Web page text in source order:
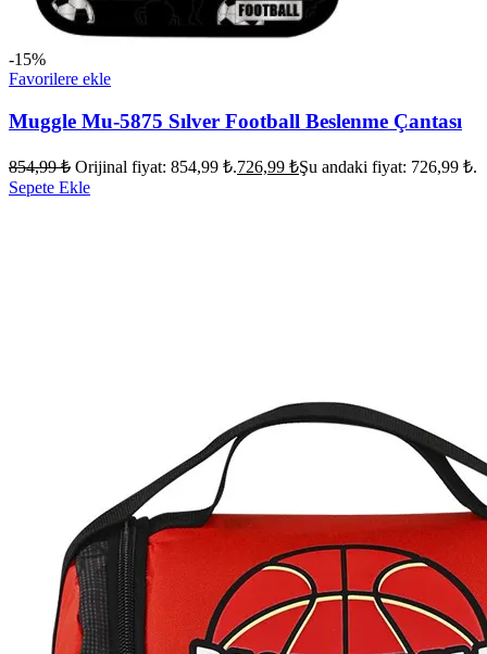
-15%
Favorilere ekle
Muggle Mu-5875 Sılver Football Beslenme Çantası
854,99₺ Orijinal fiyat: 854,99 ₺.726,99 ₺Şu andaki fiyat: 726,99 ₺.
Sepete Ekle